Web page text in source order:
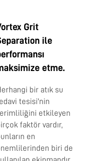
Grit
ile
etme.
bir atık su
tesisi'nin
etkileyen
faktör vardır,
en
biri de